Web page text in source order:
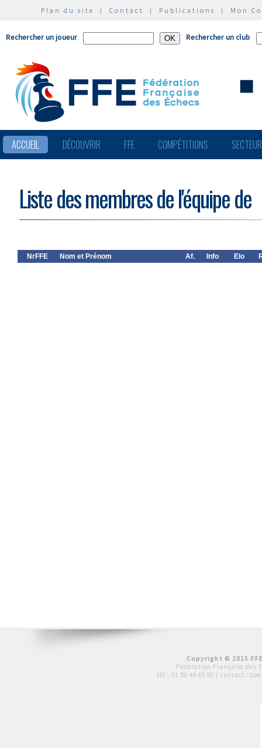
Plan du site | Contact | Publications | Mon
Rechercher un joueur Rechercher un club
ACCUEIL DÉCOUVRIR FFE COMPÉTITIONS
Liste des membres de l'équipe de
NrFFE Nom et Prénom Af. Info Elo
Copyright © 2015
Fédération Française des
tél : 01 39 44 65 80 | contact :